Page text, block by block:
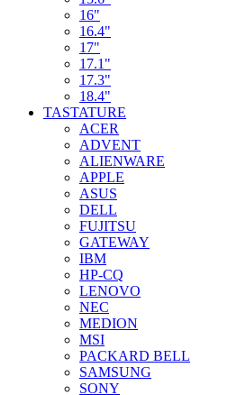
16"
16.4"
17"
17.1"
17.3"
18.4"
TASTATURE
ACER
ADVENT
ALIENWARE
APPLE
ASUS
DELL
FUJITSU
GATEWAY
IBM
HP-CQ
LENOVO
NEC
MEDION
MSI
PACKARD BELL
SAMSUNG
SONY